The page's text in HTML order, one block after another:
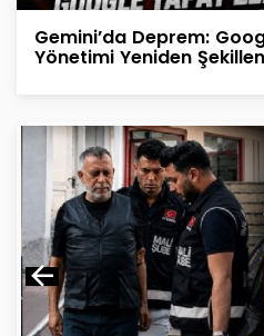
Gemini’da Deprem:
Yönetimi Yeniden